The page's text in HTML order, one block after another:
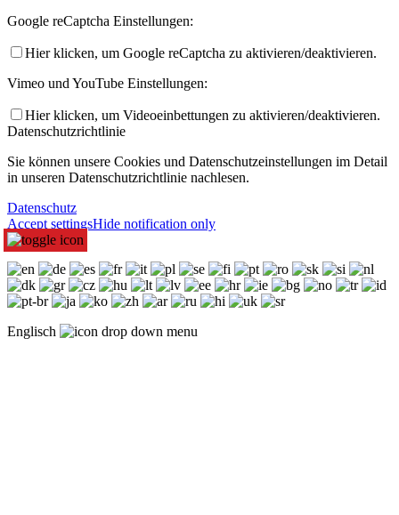
Google reCaptcha Einstellungen:
Hier klicken, um Google reCaptcha zu aktivieren/deaktivieren.
Vimeo und YouTube Einstellungen:
Hier klicken, um Videoeinbettungen zu aktivieren/deaktivieren.
Datenschutzrichtlinie
Sie können unsere Cookies und Datenschutzeinstellungen im Detail
in unseren Datenschutzrichtlinie nachlesen.
Datenschutz
Accept settingsHide notification only
Englisch